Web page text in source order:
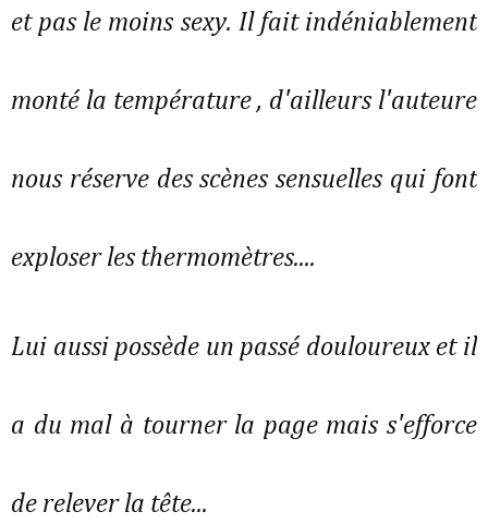
et pas le moins sexy. Il fait indéniablement
monté la température , d'ailleurs l'auteure
nous réserve des scènes sensuelles qui font
exploser les thermomètres....
Lui aussi possède un passé douloureux et il
a du mal à tourner la page mais s'efforce
de relever la tête...